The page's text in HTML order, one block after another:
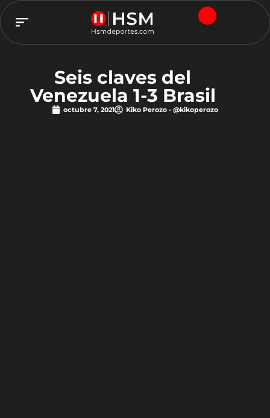
Seis claves del
Venezuela 1-3 Brasil
octubre 7, 2021 Kiko Perozo - @kikoperozo